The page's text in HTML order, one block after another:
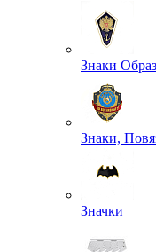
Знаки
Знаки,
Значки